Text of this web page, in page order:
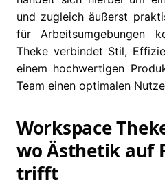
und zugleich äußerst
für Arbeitsumgebungen
Theke verbindet Stil,
einem hochwertigen
Team einen optimalen
Workspace
wo Ästhetik auf
trifft